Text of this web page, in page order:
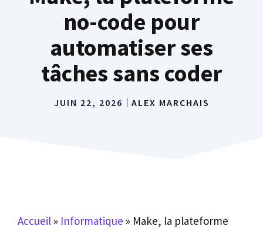
no-code pour
automatiser ses
tâches sans coder
JUIN 22, 2026 ALEX MARCHAIS
Accueil » Informatique » Make, la plateforme